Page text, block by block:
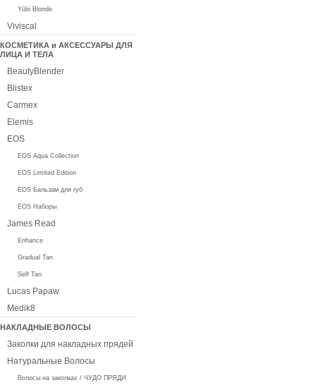
Yūbi Blonde
Viviscal
КОСМЕТИКА и АКСЕССУАРЫ ДЛЯ
ЛИЦА И ТЕЛА
BeautyBlender
Blistex
Carmex
Elemis
EOS
EOS Aqua Collection
EOS Limited Edition
EOS Бальзам для губ
EOS Наборы
James Read
Enhance
Gradual Tan
Self Tan
Lucas Papaw
Medik8
НАКЛАДНЫЕ ВОЛОСЫ
Заколки для накладных прядей
Натуральные Волосы
Волосы на заколках / ЧУДО ПРЯДИ